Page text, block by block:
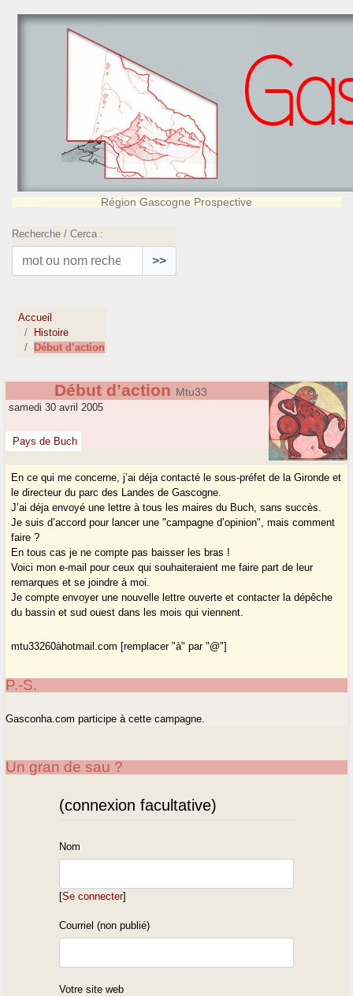
Région Gascogne Prospective
Recherche / Cerca :
>>
Accueil
Histoire
Début d’action
Début d’action Mtu33
samedi 30 avril 2005
Pays de Buch
En ce qui me concerne, j’ai déja contacté le sous-préfet de la Gironde et
le directeur du parc des Landes de Gascogne.
J’ai déja envoyé une lettre à tous les maires du Buch, sans succès.
Je suis d’accord pour lancer une "campagne d’opinion", mais comment
faire ?
En tous cas je ne compte pas baisser les bras !
Voici mon e-mail pour ceux qui souhaiteraient me faire part de leur
remarques et se joindre à moi.
Je compte envoyer une nouvelle lettre ouverte et contacter la dépêche
du bassin et sud ouest dans les mois qui viennent.
mtu33260àhotmail.com [remplacer "à" par "@"]
P.-S.
Gasconha.com participe à cette campagne.
Un gran de sau ?
(connexion facultative)
Nom
[Se connecter]
Courriel (non publié)
Votre site web